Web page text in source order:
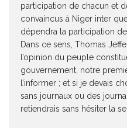
participation de chacun et
convaincus à Niger inter
dépendra la participation
Dans ce sens, Thomas
l’opinion du peuple
gouvernement, notre
l’informer ; et si je devais
sans journaux ou des
retiendrais sans hésiter la